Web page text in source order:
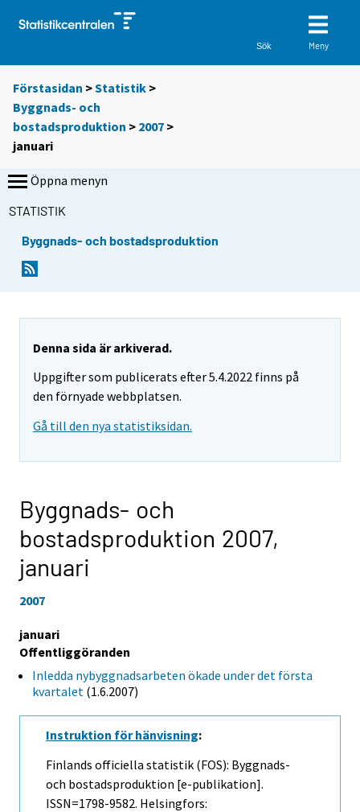
Sök Meny
Förstasidan >Statistik >
Byggnads- och
bostadsproduktion > 2007 >
januari
Öppna menyn
STATISTIK
Byggnads- och bostadsproduktion
Denna sida är arkiverad.
Uppgifter som publicerats efter 5.4.2022 finns på
den förnyade webbplatsen.
Gå till den nya statistiksidan.
Byggnads- och
bostadsproduktion 2007,
januari
2007
januari
Offentliggöranden
Inledda nybyggnadsarbeten ökade under det första
kvartalet (1.6.2007)
Instruktion för hänvisning:
Finlands officiella statistik (FOS): Byggnads-
och bostadsproduktion [e-publikation].
ISSN=1798-9582. Helsingfors: